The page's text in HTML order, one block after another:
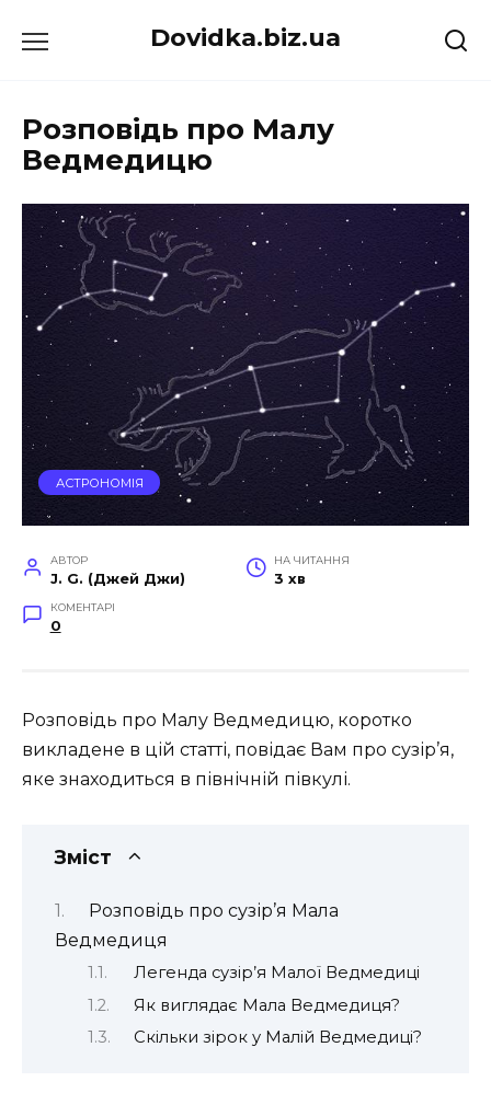
до
Dovidka.biz.ua
Розповідь про Малу
Ведмедицю
АСТРОНОМІЯ
АВТОР
J. G. (Джей Джи)
НА ЧИТАННЯ
3 хв
КОМЕНТАРІ
0
Розповідь про Малу Ведмедицю, коротко
викладене в цій статті, повідає Вам про сузір’я,
яке знаходиться в північній півкулі.
Зміст
Розповідь про сузір’я Мала
Ведмедиця
Легенда сузір’я Малої Ведмедиці
Як виглядає Мала Ведмедиця?
Скільки зірок у Малій Ведмедиці?